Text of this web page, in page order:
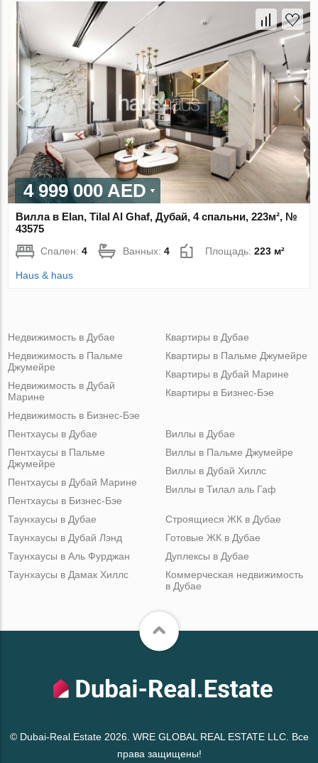
4 999 000 AED
Вилла в Elan, Tilal Al Ghaf, Дубай, 4 спальни, 223м², №
43575
Спален:4 Ванных:4 Площадь:223 м²
Haus & haus
Недвижимость в Дубае
Недвижимость в Пальме
Джумейре
Недвижимость в Дубай
Марине
Недвижимость в Бизнес-Бэе
Квартиры в Дубае
Квартиры в Пальме Джумейре
Квартиры в Дубай Марине
Квартиры в Бизнес-Бэе
Пентхаусы в Дубае
Пентхаусы в Пальме
Джумейре
Пентхаусы в Дубай Марине
Пентхаусы в Бизнес-Бэе
Виллы в Дубае
Виллы в Пальме Джумейре
Виллы в Дубай Хиллс
Виллы в Тилал аль Гаф
Таунхаусы в Дубае
Таунхаусы в Дубай Лэнд
Таунхаусы в Аль Фурджан
Таунхаусы в Дамак Хиллс
Строящиеся ЖК в Дубае
Готовые ЖК в Дубае
Дуплексы в Дубае
Коммерческая недвижимость
в Дубае
© Dubai-Real.Estate 2026. WRE GLOBAL REAL ESTATE LLC. Все
права защищены!